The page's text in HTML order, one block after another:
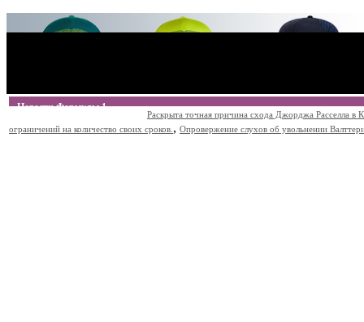
Новости Формулы 1
Раскрыта точная причина схода Джорджа Расселла в
ограничений на количество своих сроков. , Опровержение слухов об увольнении